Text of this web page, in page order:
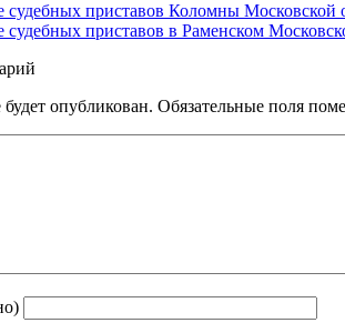
судебных приставов Коломны Московской
судебных приставов в Раменском
опубликован. Обязательные поля